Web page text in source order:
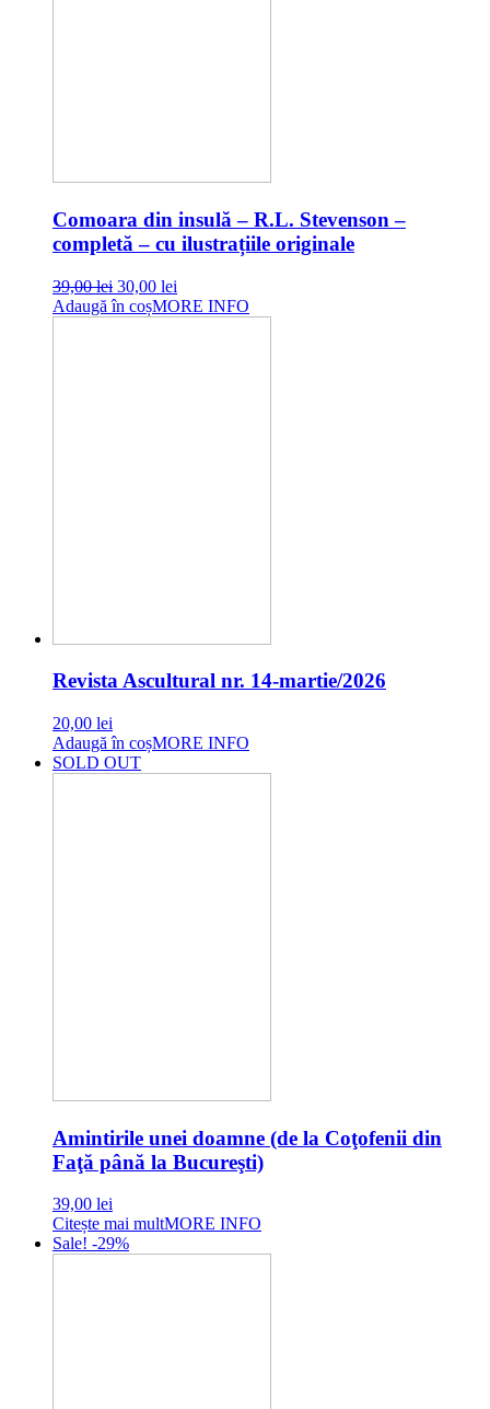
Comoara din insulă – R.L. Stevenson –
completă – cu ilustrațiile originale
39,00lei Original
price
30,00 lei
price
Adaugă în coșMORE INFO
Revista Ascultural nr. 14-martie/2026
20,00 lei
Adaugă în coșMORE INFO
SOLD OUT
Amintirile unei doamne (de la Coţofenii din
Faţă până la Bucureşti)
39,00 lei
Citește mai multMORE INFO
Sale! -29%